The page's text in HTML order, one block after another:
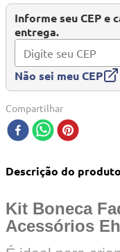
Informe seu CEP e
entrega.
Não sei meu CEP
Compartilhar
Descrição do produto
Kit Boneca
Acessórios